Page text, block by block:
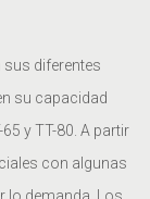
sus diferentes
su capacidad
y TT-80. A partir
con algunas